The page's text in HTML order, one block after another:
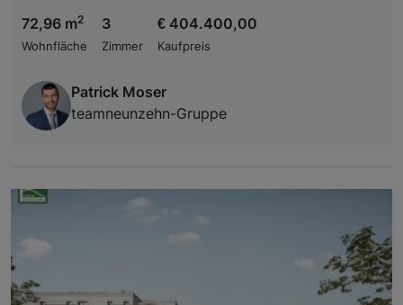
72,96 m2
Wohnfläche
3
Zimmer
€ 404.400,00
Kaufpreis
Patrick Moser
teamneunzehn-Gruppe